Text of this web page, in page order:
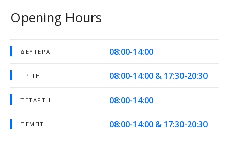
Opening Hours
ΔΕΥΤΈΡΑ 08:00-14:00
ΤΡΊΤΗ 08:00-14:00 & 17:30-20:30
ΤΕΤΆΡΤΗ 08:00-14:00
ΠΈΜΠΤΗ 08:00-14:00 & 17:30-20:30